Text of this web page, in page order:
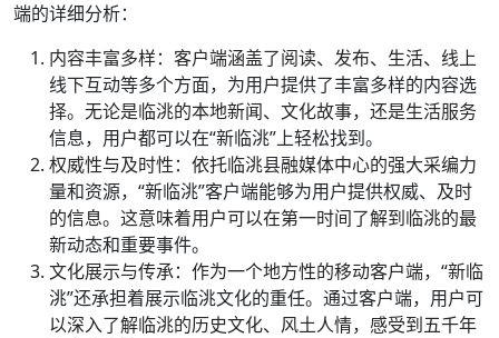
端的详细分析：
内容丰富多样：客户端涵盖了阅读、发布、生活、线上
线下互动等多个方面，为用户提供了丰富多样的内容选
择。无论是临洮的本地新闻、文化故事，还是生活服务
信息，用户都可以在“新临洮”上轻松找到。
权威性与及时性：依托临洮县融媒体中心的强大采编力
量和资源，“新临洮”客户端能够为用户提供权威、及时
的信息。这意味着用户可以在第一时间了解到临洮的最
新动态和重要事件。
文化展示与传承：作为一个地方性的移动客户端，“新临
洮”还承担着展示临洮文化的重任。通过客户端，用户可
以深入了解临洮的历史文化、风土人情，感受到五千年